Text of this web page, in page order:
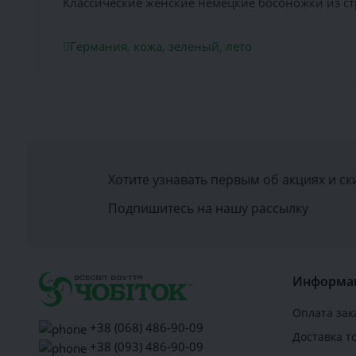
Германия, кожа, зеленый, лето
Хотите узнавать первым об акциях и
Подпишитесь на нашу рассылку
+38 (068) 486-90-09
+38 (093) 486-90-09
Оплата
Доставка